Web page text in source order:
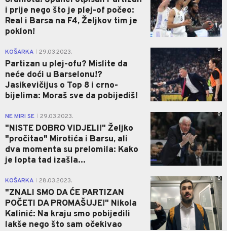
i prije nego što je plej-of počeo:
Real i Barsa na F4, Željkov tim je
poklon!
KOŠARKA 29.03.2023.
Partizan u plej-ofu? Mislite da
neće doći u Barselonu!?
Jasikevičijus o Top 8 i crno-
bijelima: Moraš sve da pobijediš!
0
NE MIRI SE 29.03.2023.
"NISTE DOBRO VIDJELI!" Željko
"pročitao" Mirotića i Barsu, ali
dva momenta su prelomila: Kako
je lopta tad izašla...
0
KOŠARKA 28.03.2023.
"ZNALI SMO DA ĆE PARTIZAN
POČETI DA PROMAŠUJE!" Nikola
Kalinić: Na kraju smo pobijedili
lakše nego što sam očekivao
0